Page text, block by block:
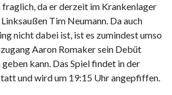
da er derzeit im Krankenlager
Tim Neumann. Da auch
nicht dabei ist, ist es zumindest umso
Aaron Romaker sein Debüt
kann. Das Spiel findet in der
und wird um 19:15 Uhr angepfiffen.